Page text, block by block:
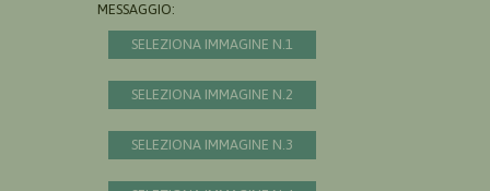
MESSAGGIO:
SELEZIONA IMMAGINE N.1
SELEZIONA IMMAGINE N.2
SELEZIONA IMMAGINE N.3